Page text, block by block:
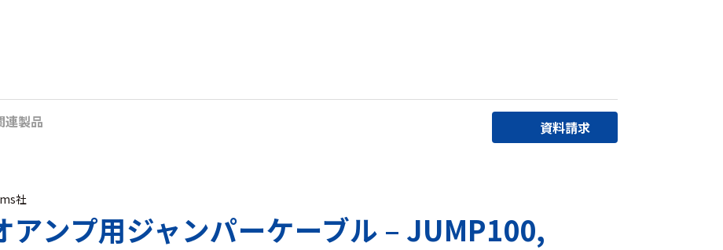
連製品 資料請求
社
アンプ用ジャンパーケーブル – JUMP100,